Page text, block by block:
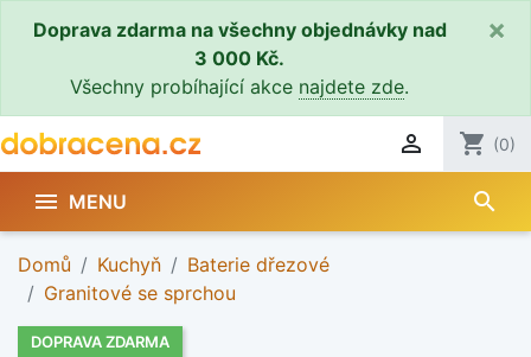
Doprava zdarma na všechny objednávky nad
3 000 Kč.
Všechny probíhající akce najdete zde.
×
 shopping_cart (0)
 MENU search
Domů Kuchyň
Baterie dřezové
Granitové se sprchou
DOPRAVA ZDARMA